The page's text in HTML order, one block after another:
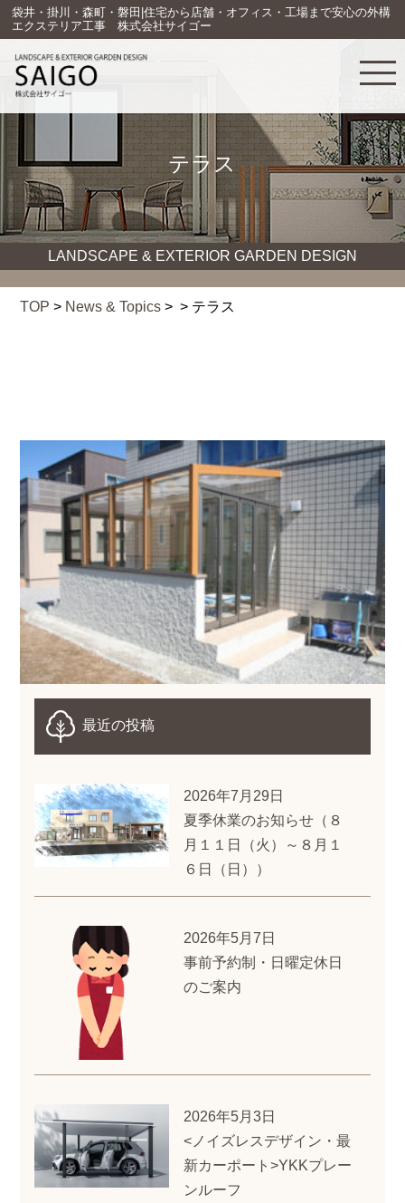
袋井・掛川・森町・磐田|住宅から店舗・オフィス・工場まで安心の外構
エクステリア工事 株式会社サイゴー
テラス
LANDSCAPE & EXTERIOR GARDEN DESIGN
TOP > News & Topics > > テラス
最近の投稿
2026年7月29日
夏季休業のお知らせ（８
月１１日（火）～８月１
６日（日））
2026年5月7日
事前予約制・日曜定休日
のご案内
2026年5月3日
<ノイズレスデザイン・最
新カーポート>YKKプレー
ンルーフ